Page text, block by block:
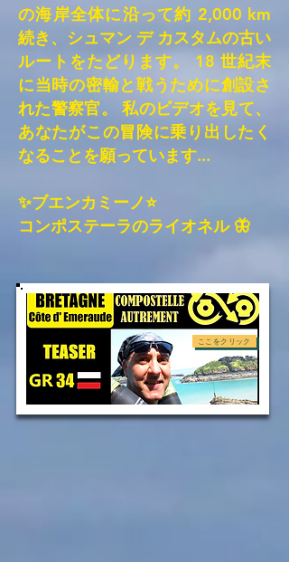
の海岸全体に沿って約 2,000 km
続き、シュマン デ カスタムの古い
ルートをたどります。 18 世紀末
に当時の密輸と戦うために創設さ
れた警察官。 私のビデオを見て、
あなたがこの冒険に乗り出したく
なることを願っています...
✨ブエンカミーノ⭐
コンポステーラのライオネル 🦋
ここをクリック